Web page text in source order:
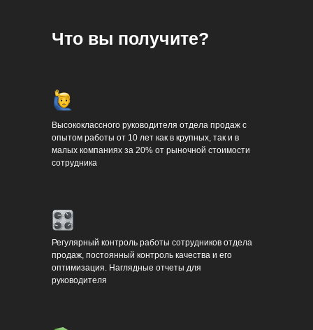
Что вы получите?
Высококлассного руководителя отдела продаж с
опытом работы от 10 лет как в крупных, так и в
малых компаниях за 20% от рыночной стоимости
сотрудника
Регулярный контроль работы сотрудников отдела
продаж, постоянный контроль качества и его
оптимизация. Наглядные отчеты для
руководителя